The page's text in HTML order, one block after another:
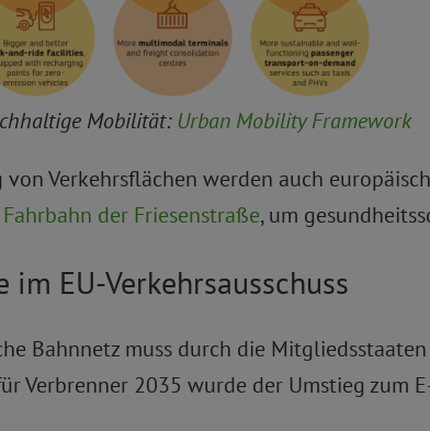
Mobilität:Urban Mobility Framework
von Verkehrsflächen werden auch
der Friesenstraße, um
im EU-Verkehrsausschuss
Bahnnetz muss durch die
Verbrenner 2035 wurde der Umstieg zum